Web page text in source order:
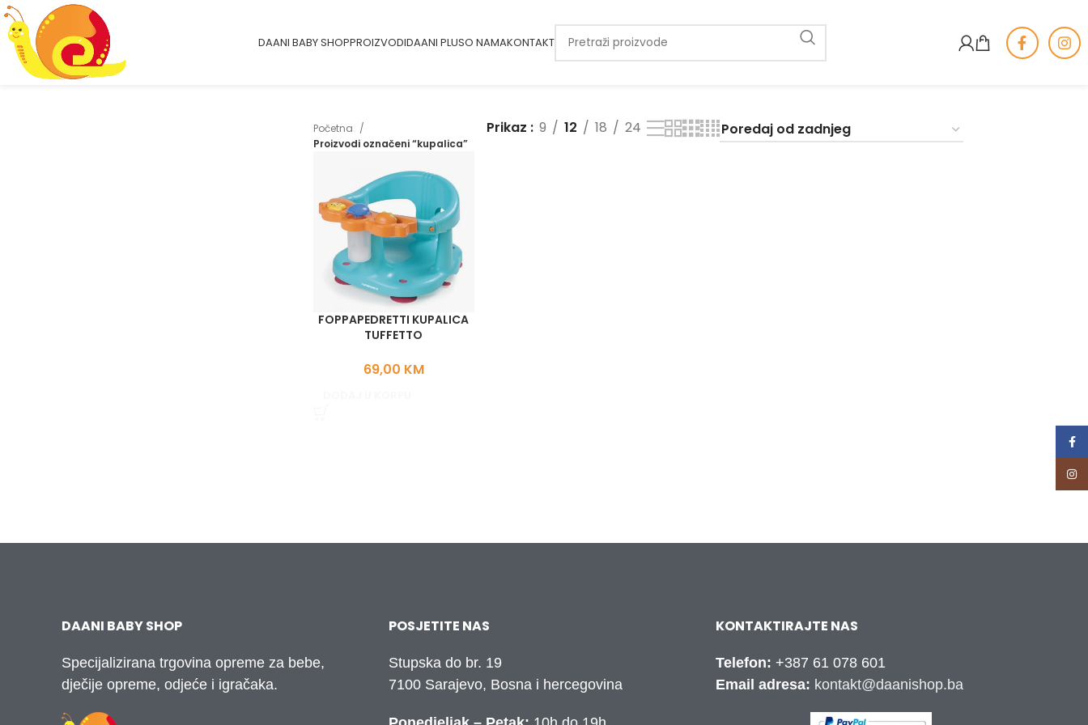
DAANI BABY SHOPPROIZVODIDAANI PLUSO NAMAKONTAKT
Početna
Proizvodi označeni “kupalica”
Prikaz 9 12 18 24
FOPPAPEDRETTI KUPALICA
TUFFETTO
69,00 KM
DAANI BABY SHOP
Specijalizirana trgovina opreme za bebe,
dječije opreme, odjeće i igračaka.
POSJETITE NAS
Stupska do br. 19
7100 Sarajevo, Bosna i hercegovina
KONTAKTIRAJTE NAS
Telefon: +387 61 078 601
Email adresa: kontakt@daanishop.ba